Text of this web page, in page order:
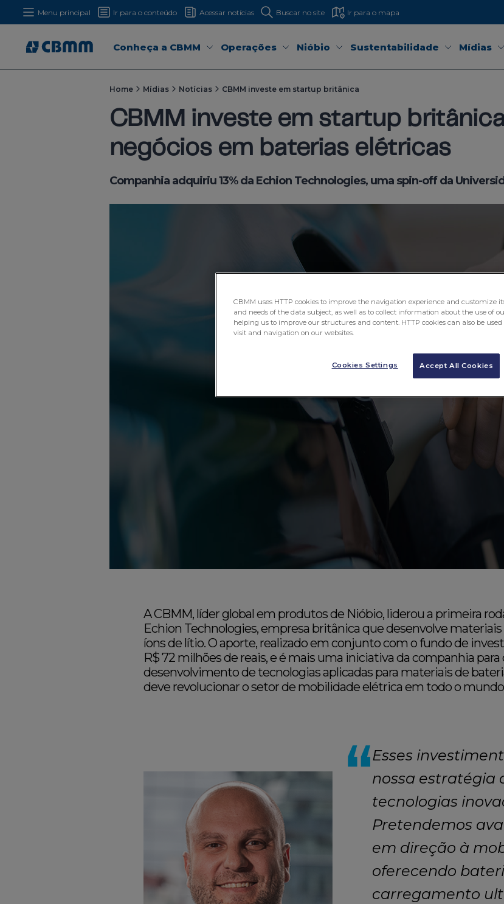
Menu principal Ir para o conteúdo Acessar notícias Buscar no site Ir para o mapa
Conheça a CBMM Operações Nióbio Sustentabilidade Mídias
Home Mídias Notícias CBMM investe em startup britânica
CBMM investe em startup
negócios em baterias elétricas
Companhia adquiriu 13% da Echion Technologies, uma spin-off da
A CBMM, líder global em produtos de Nióbio, liderou a primeira
Echion Technologies, empresa britânica que desenvolve
íons de lítio. O aporte, realizado em conjunto com o fundo de
R$ 72 milhões de reais, e é mais uma iniciativa da companhia
desenvolvimento de tecnologias aplicadas para materiais de
deve revolucionar o setor de mobilidade elétrica em todo o
Esses
nossa estratégia
tecnologias
Pretendemos
em direção à
oferecendo
carregamento
CBMM uses HTTP cookies to improve the navigation experience and customize
and needs of the data subject, as well as to collect information about the use of
helping us to improve our structures and content. HTTP cookies can also be
visit and navigation on our websites.
Accept All Cookies
Cookies Settings